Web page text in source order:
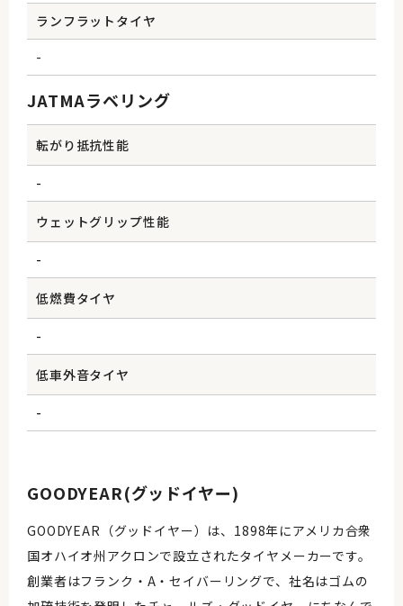
ランフラットタイヤ
-
JATMAラベリング
転がり抵抗性能
-
ウェットグリップ性能
-
低燃費タイヤ
-
低車外音タイヤ
-
GOODYEAR(グッドイヤー)
GOODYEAR（グッドイヤー）は、1898年にアメリカ合衆
国オハイオ州アクロンで設立されたタイヤメーカーです。
創業者はフランク・A・セイバーリングで、社名はゴムの